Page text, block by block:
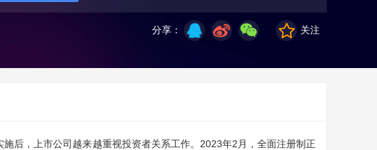
分享： 关注
后，上市公司越来越重视投资者关系工作。2023年2月，全面注册制正